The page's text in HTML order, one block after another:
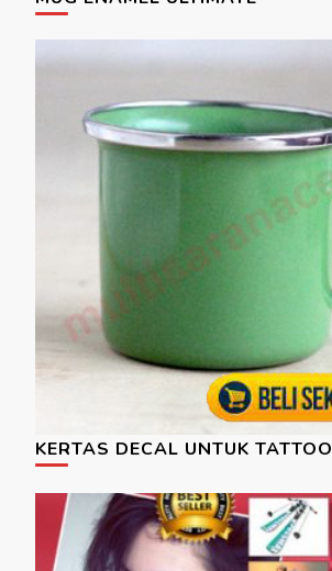
KERTAS DECAL UNTUK TATTOO